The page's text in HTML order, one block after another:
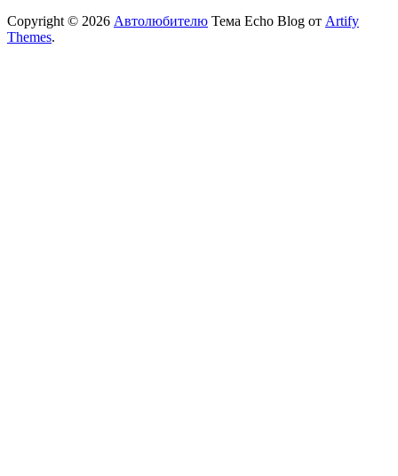
Copyright © 2026 Автолюбителю Тема Echo Blog от Artify
Themes.